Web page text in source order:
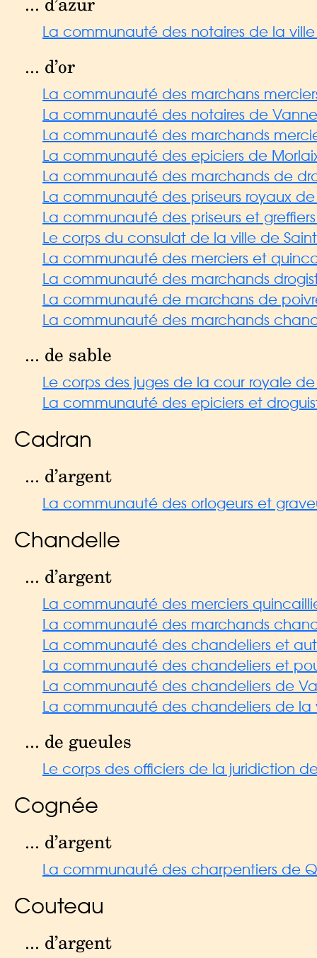
La communauté des notaires de la
... d’or
La communauté des marchans
La communauté des notaires de
La communauté des marchands
La communauté des epiciers de
La communauté des marchands de
La communauté des priseurs royaux
La communauté des priseurs et
Le corps du consulat de la ville de
La communauté des merciers et
La communauté des marchands
La communauté de marchans de
La communauté des marchands
... de sable
Le corps des juges de la cour royale
La communauté des epiciers et
Cadran
... d’argent
La communauté des orlogeurs et
Chandelle
... d’argent
La communauté des merciers
La communauté des marchands
La communauté des chandeliers et
La communauté des chandeliers et
La communauté des chandeliers de
La communauté des chandeliers de la
... de gueules
Le corps des officiers de la juridiction
Cognée
... d’argent
La communauté des charpentiers de
Couteau
... d’argent